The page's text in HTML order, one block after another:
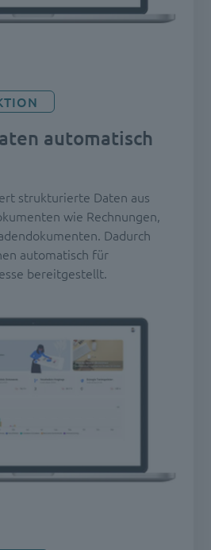
automatisch
strukturierte Daten aus
wie Rechnungen,
Dadurch
automatisch für
bereitgestellt.